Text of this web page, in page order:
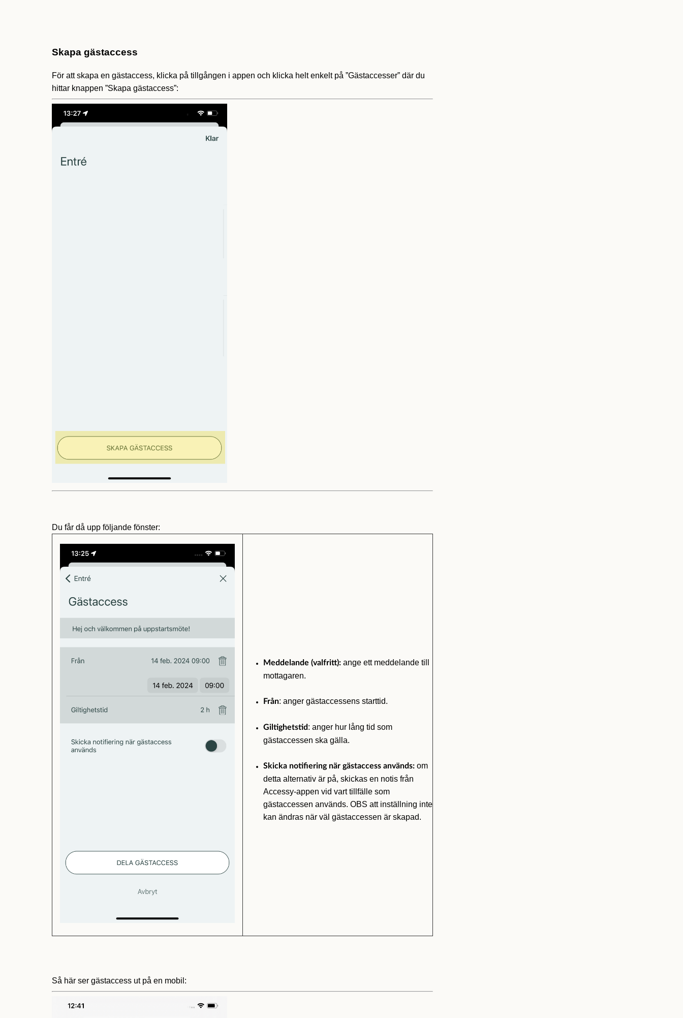
Skapa gästaccess
För att skapa en gästaccess, klicka på tillgången i appen och klicka helt enkelt på ”Gästaccesser” där du
hittar knappen ”Skapa gästaccess”:
Du får då upp följande fönster:
Meddelande (valfritt): ange ett meddelande till
mottagaren.
Från: anger gästaccessens starttid.
Giltighetstid: anger hur lång tid som
gästaccessen ska gälla.
Skicka notifiering när gästaccess används: om
detta alternativ är på, skickas en notis från
Accessy-appen vid vart tillfälle som
gästaccessen används. OBS att inställning inte
kan ändras när väl gästaccessen är skapad.
Så här ser gästaccess ut på en mobil: